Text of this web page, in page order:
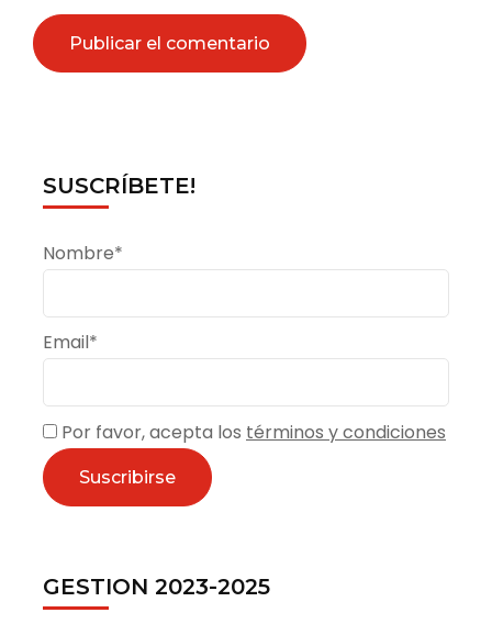
SUSCRÍBETE!
Nombre*
Email*
Por favor, acepta los términos y condiciones
GESTION 2023-2025